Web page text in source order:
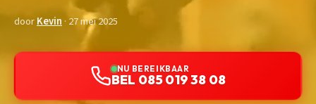
doorKevin · 27 mei 2025
NU BEREIKBAAR
BEL 085 019 38 08